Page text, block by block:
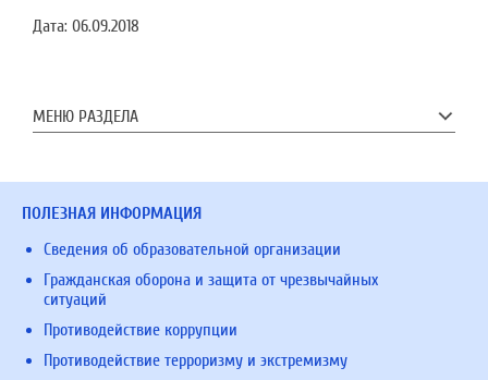
Дата: 06.09.2018
МЕНЮ РАЗДЕЛА
ПОЛЕЗНАЯ ИНФОРМАЦИЯ
Сведения об образовательной организации
Гражданская оборона и защита от чрезвычайных
ситуаций
Противодействие коррупции
Противодействие терроризму и экстремизму